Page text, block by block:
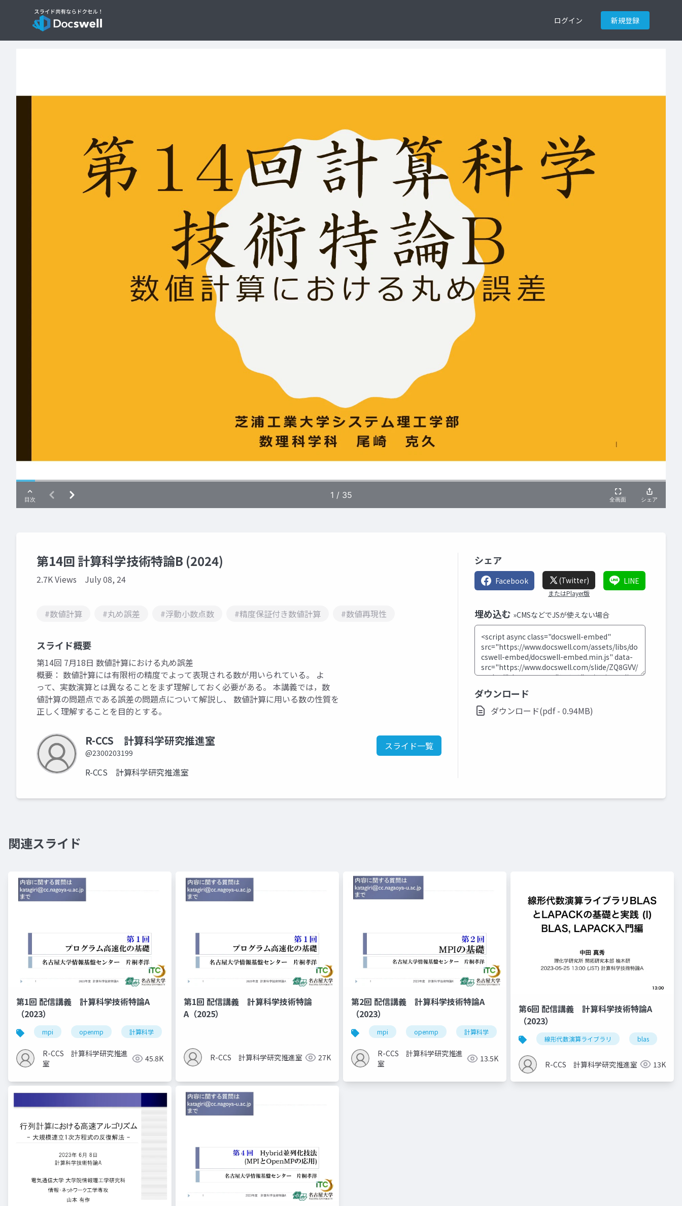
ログイン 新規登録
第14回 計算科学技術特論B (2024)
2.7K Views July 08, 24
#数値計算 #丸め誤差 #浮動小数点数 #精度保証付き数値計算 #数値再現性
スライド概要
第14回 7月18日 数値計算における丸め誤差
概要： 数値計算には有限桁の精度でよって表現される数が用いられている。 よ
って、実数演算とは異なることをまず理解しておく必要がある。 本講義では，数
値計算の問題点である誤差の問題点について解説し、 数値計算に用いる数の性質を
正しく理解することを目的とする。
R-CCS 計算科学研究推進室
@2300203199
スライド一覧
R-CCS 計算科学研究推進室
シェア
Facebook (Twitter)
またはPlayer版
LINE
埋め込む »CMSなどでJSが使えない場合
ダウンロード
ダウンロード(pdf - 0.94MB)
関連スライド
第1回 配信講義 計算科学技術特論A
（2023）
mpi openmp 計算科学
R-CCS 計算科学研究推進
室
45.8K
第1回 配信講義 計算科学技術特論
A（2025）
R-CCS 計算科学研究推進室 27K
第2回 配信講義 計算科学技術特論A
（2023）
mpi openmp 計算科学 高性能計算技術
R-CCS 計算科学研究推進
室
13.5K
第6回 配信講義 計算科学技術特論A
（2023）
線形代数演算ライブラリ blas
R-CCS 計算科学研究推進室 13K